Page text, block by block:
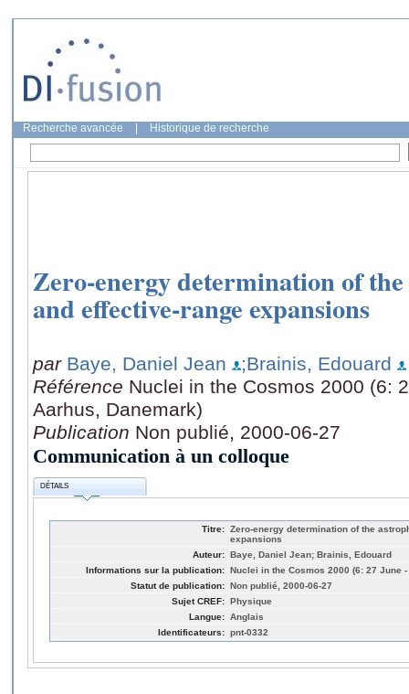
Recherche avancée Historique de recherche
Zero-energy determination of
and effective-range expansions
par Baye, Daniel Jean
;Brainis, Edouard
Référence Nuclei in the Cosmos 2000 (6:
Aarhus, Danemark)
Publication Non publié, 2000-06-27
Communication à un colloque
DÉTAILS
Titre: Zero-energy determination of the
expansions
Auteur: Baye, Daniel Jean; Brainis, Edouard
Informations sur la publication: Nuclei in the Cosmos 2000 (6: 27 June
Statut de publication: Non publié, 2000-06-27
Sujet CREF: Physique
Langue: Anglais
Identificateurs: pnt-0332